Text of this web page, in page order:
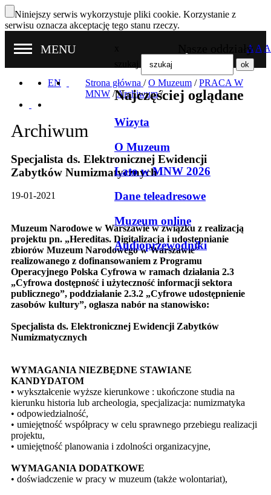
Niniejszy serwis wykorzystuje pliki cookie. Korzystanie z
serwisu oznacza akceptację tego stanu rzeczy.
Nasze oddziały
MENU
Najczęściej oglądane
Wizyta
O Muzeum
Lato w MNW 2026
Dane teleadresowe
Muzeum online
Audioprzewodniki
A A A
EN Strona główna / O Muzeum /PRACA W
MNW /Archiwum/
Archiwum
Specjalista ds. Elektronicznej Ewidencji
Zabytków Numizmatycznych
19-01-2021
Muzeum Narodowe w Warszawie w związku z realizacją
projektu pn. „Hereditas. Digitalizacja i udostępnianie
zbiorów Muzeum Narodowego w Warszawie”
realizowanego z dofinansowaniem z Programu
Operacyjnego Polska Cyfrowa w ramach działania 2.3
„Cyfrowa dostępność i użyteczność informacji sektora
publicznego”, poddziałanie 2.3.2 „Cyfrowe udostępnienie
zasobów kultury”, ogłasza nabór na stanowisko:
Specjalista ds. Elektronicznej Ewidencji Zabytków
Numizmatycznych
WYMAGANIA NIEZBĘDNE STAWIANE
KANDYDATOM
• wykształcenie wyższe kierunkowe : ukończone studia na
kierunku historia lub archeologia, specjalizacja: numizmatyka
• odpowiedzialność,
• umiejętność współpracy w celu sprawnego przebiegu realizacji
projektu,
• umiejętność planowania i zdolności organizacyjne,
WYMAGANIA DODATKOWE
• doświadczenie w pracy w muzeum (także wolontariat),